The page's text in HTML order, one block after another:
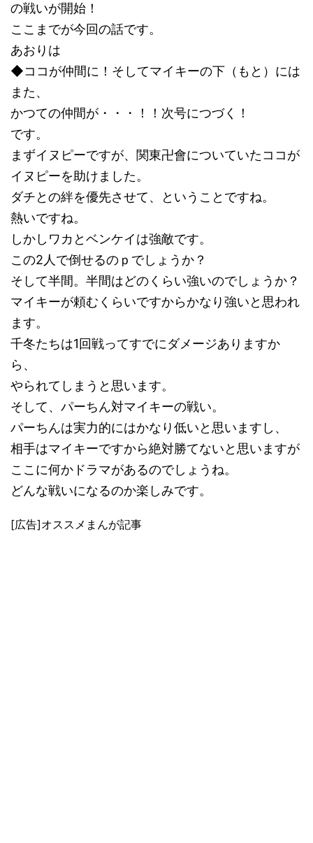
の戦いが開始！
ここまでが今回の話です。
あおりは
◆ココが仲間に！そしてマイキーの下（もと）には
また、
かつての仲間が・・・！！次号につづく！
です。
まずイヌピーですが、関東卍會についていたココが
イヌピーを助けました。
ダチとの絆を優先させて、ということですね。
熱いですね。
しかしワカとベンケイは強敵です。
この2人で倒せるのｐでしょうか？
そして半間。半間はどのくらい強いのでしょうか？
マイキーが頼むくらいですからかなり強いと思われ
ます。
千冬たちは1回戦ってすでにダメージありますか
ら、
やられてしまうと思います。
そして、パーちん対マイキーの戦い。
パーちんは実力的にはかなり低いと思いますし、
相手はマイキーですから絶対勝てないと思いますが
ここに何かドラマがあるのでしょうね。
どんな戦いになるのか楽しみです。
[広告]オススメまんが記事